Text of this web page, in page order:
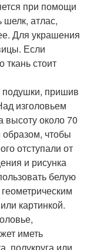
при помощи
шелк, атлас,
Для украшения
Если
ткань стоит
подушки, пришив
изголовьем
высоту около 70
чтобы
отступали от
и рисунка
белую
картинкой.
иметь